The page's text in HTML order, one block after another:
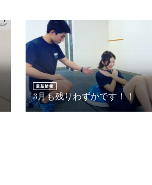
最新情報
3月も残りわずかです！！